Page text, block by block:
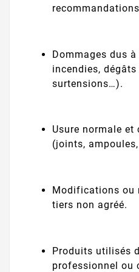
Dommages dus
incendies, dégâts
surtensions…).
Usure normale et
(joints,
Modifications ou
tiers non agréé.
Produits utilisés
professionnel ou